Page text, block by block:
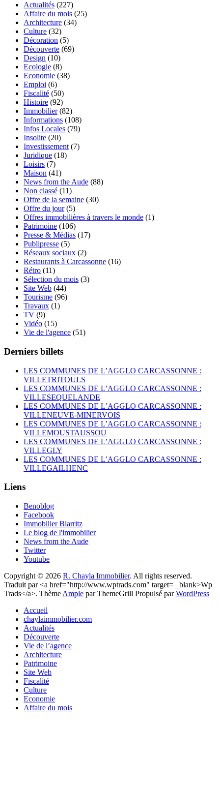
Actualités (227)
Affaire du mois (25)
Architecture (34)
Culture (32)
Décoration (5)
Découverte (69)
Design (10)
Ecologie (8)
Economie (38)
Emploi (6)
Fiscalité (50)
Histoire (92)
Immobilier(82)
Informations (108)
Infos Locales (79)
Insolite (20)
Investissement (7)
Juridique (18)
Loisirs (7)
Maison (41)
News from the Aude (88)
Non classé (11)
Offre de la semaine (30)
Offre du jour(5)
Offres immobilières à travers le monde (1)
Patrimoine (106)
Presse & Médias (17)
Publipresse (5)
Réseaux sociaux (2)
Restaurants à Carcassonne (16)
Rétro (11)
Sélection du mois (3)
Site Web (44)
Tourisme (96)
Travaux (1)
TV (9)
Vidéo (15)
Vie de l'agence (51)
Derniers billets
LES COMMUNES DE L’AGGLO CARCASSONNE :
VILLETRITOULS
LES COMMUNES DE L’AGGLO CARCASSONNE :
VILLESEQUELANDE
LES COMMUNES DE L’AGGLO CARCASSONNE :
VILLENEUVE-MINERVOIS
LES COMMUNES DE L’AGGLO CARCASSONNE :
VILLEMOUSTAUSSOU
LES COMMUNES DE L’AGGLO CARCASSONNE :
VILLEGLY
LES COMMUNES DE L’AGGLO CARCASSONNE :
VILLEGAILHENC
Liens
Benoblog
Facebook
Immobilier Biarritz
Le blog de l'immobilier
News from the Aude
Twitter
Youtube
Copyright © 2026 R. Chayla Immobilier. All rights reserved.
Traduit par <a href="http://www.wptrads.com" target= _blank>Wp
Trads</a>. Thème Ample par ThemeGrill Propulsé parWordPress
Accueil
chaylaimmobilier.com
Actualités
Découverte
Vie de l’agence
Architecture
Patrimoine
Site Web
Fiscalité
Culture
Economie
Affaire du mois